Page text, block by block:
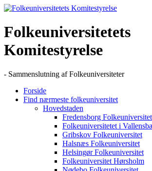
Skip
content
Folkeuniversitetets
Komitestyrelse
- Sammenslutning af Folkeuniversiteter
Forside
Find nærmeste folkeuniversitet
Hovedstaden
Fredensborg Folkeuniversitet
Folkeuniversitetet i
Gribskov Folkeuniversitet
Halsnæs Folkeuniversitet
Helsingør Folkeuniversitet
Folkeuniversitet Hørsholm